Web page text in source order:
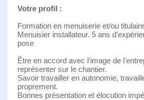
Votre profil :
Formation en menuiserie et/ou
Menuisier installateur. 5 ans
pose
Être en accord avec l'image de
représenter sur le chantier.
Savoir travailler en autonomie,
proprement.
Bonnes présentation et élocution